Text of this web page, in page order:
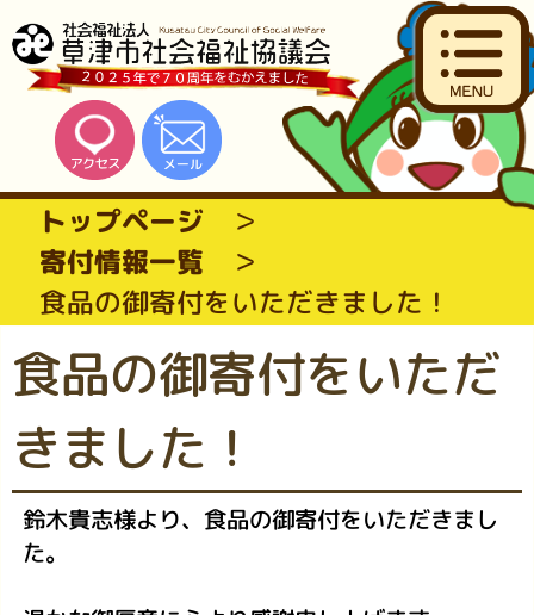
トップページ
寄付情報一覧
食品の御寄付をいただきました！
食品の御寄付をいただ
きました！
鈴木貴志様より、食品の御寄付をいただきまし
た。